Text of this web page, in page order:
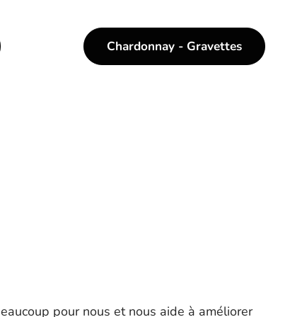
Chardonnay - Gravettes
pour nous et nous aide à améliorer